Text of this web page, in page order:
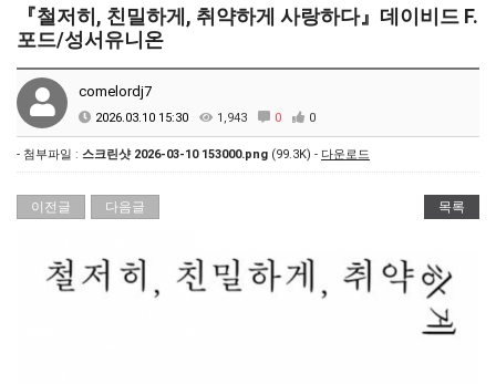
『철저히, 친밀하게, 취약하게 사랑하다』데이비드 F.
포드/성서유니온
comelordj7
2026.03.10 15:30 1,943 0 0
- 첨부파일 : 스크린샷 2026-03-10 153000.png (99.3K) - 다운로드
이전글 다음글 목록